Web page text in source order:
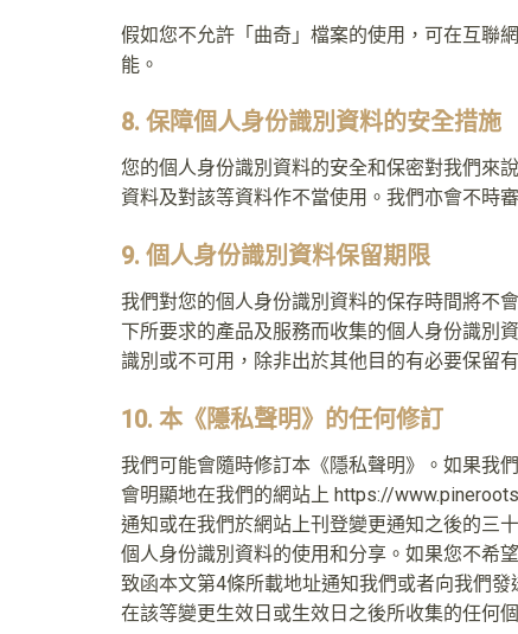
假如您不允許「曲奇」檔案的使用，可在互聯
能。
8. 保障個人身份識別資料的安全措施
您的個人身份識別資料的安全和保密對我們來
資料及對該等資料作不當使用。我們亦會不時
9. 個人身份識別資料保留期限
我們對您的個人身份識別資料的保存時間將不
下所要求的產品及服務而收集的個人身份識別
識別或不可用，除非出於其他目的有必要保留
10. 本《隱私聲明》的任何修訂
我們可能會隨時修訂本《隱私聲明》。如果我
會明顯地在我們的網站上 https://
通知或在我們於網站上刊登變更通知之後的三
個人身份識別資料的使用和分享。如果您不希
致函本文第4條所載地址通知我們或者向我們
在該等變更生效日或生效日之後所收集的任何